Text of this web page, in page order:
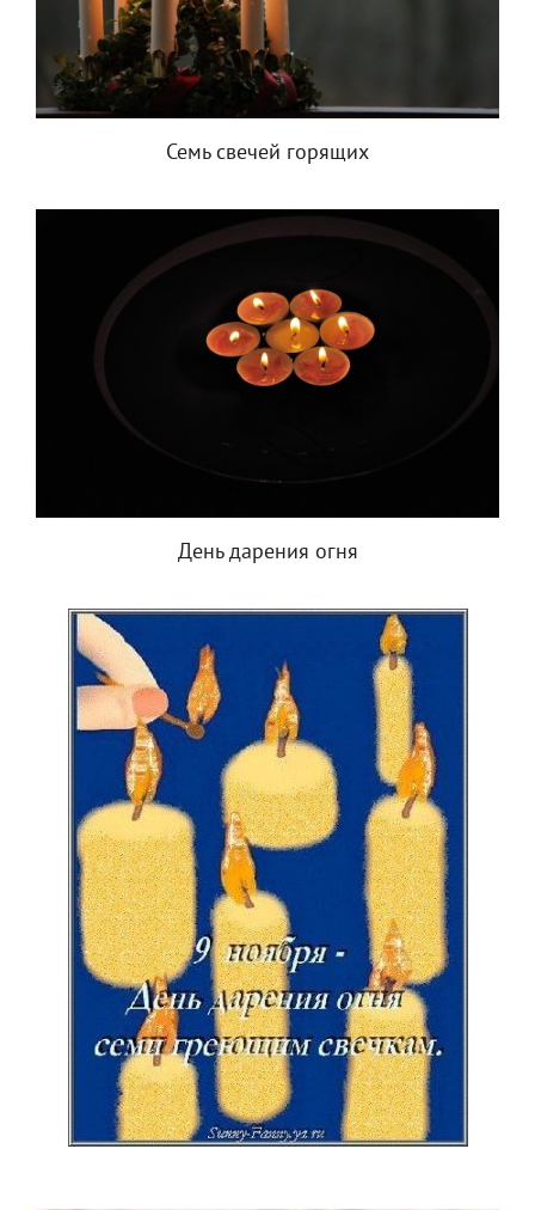
Семь свечей горящих
День дарения огня